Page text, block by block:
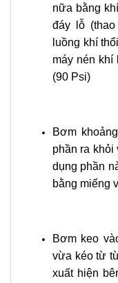
nữa bằng
đáy lỗ
luồng khí
máy nén khí
(90 Psi)
Bơm
phần ra
dụng phần
bằng miếng
Bơm keo
vừa kéo từ
xuất hiện